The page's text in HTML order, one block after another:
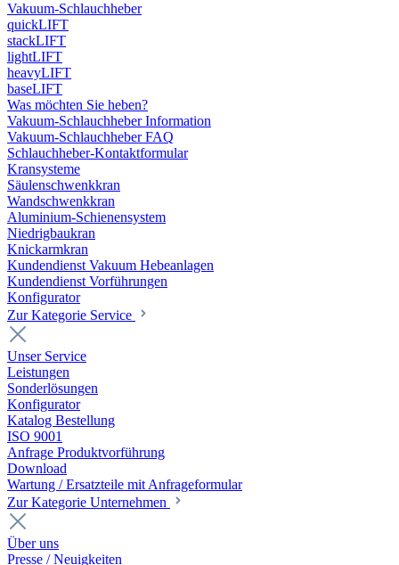
Vakuum-Schlauchheber
quickLIFT
stackLIFT
lightLIFT
heavyLIFT
baseLIFT
Was möchten Sie heben?
Vakuum-Schlauchheber Information
Vakuum-Schlauchheber FAQ
Schlauchheber-Kontaktformular
Kransysteme
Säulenschwenkkran
Wandschwenkkran
Aluminium-Schienensystem
Niedrigbaukran
Knickarmkran
Kundendienst Vakuum Hebeanlagen
Kundendienst Vorführungen
Konfigurator
Zur Kategorie Service
Unser Service
Leistungen
Sonderlösungen
Konfigurator
Katalog Bestellung
ISO 9001
Anfrage Produktvorführung
Download
Wartung / Ersatzteile mit Anfrageformular
Zur Kategorie Unternehmen
Über uns
Presse / Neuigkeiten